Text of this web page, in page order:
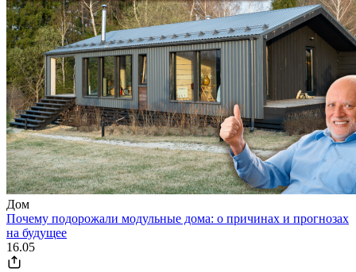
Дом
Почему подорожали модульные дома: о причинах и прогнозах
на будущее
16.05